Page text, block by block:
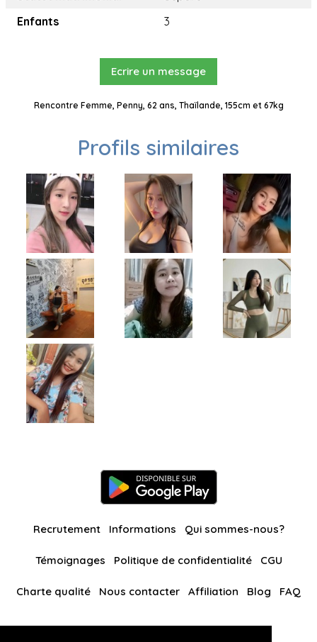
Enfants
3
Ecrire un message
Rencontre Femme, Penny, 62 ans, Thaïlande, 155cm et 67kg
Profils similaires
Recrutement Informations Qui sommes-nous?
Témoignages Politique de confidentialité CGU
Charte qualité Nous contacter Affiliation Blog FAQ